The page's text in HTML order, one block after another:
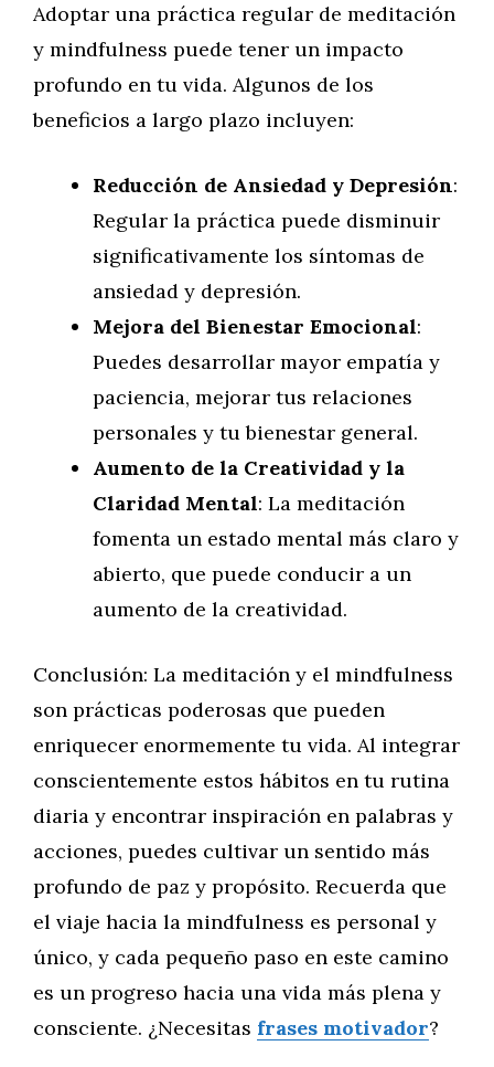
Adoptar una práctica regular de meditación
y mindfulness puede tener un impacto
profundo en tu vida. Algunos de los
beneficios a largo plazo incluyen:
Reducción de Ansiedad y Depresión:
Regular la práctica puede disminuir
significativamente los síntomas de
ansiedad y depresión.
Mejora del Bienestar Emocional:
Puedes desarrollar mayor empatía y
paciencia, mejorar tus relaciones
personales y tu bienestar general.
Aumento de la Creatividad y la
Claridad Mental: La meditación
fomenta un estado mental más claro y
abierto, que puede conducir a un
aumento de la creatividad.
Conclusión: La meditación y el mindfulness
son prácticas poderosas que pueden
enriquecer enormemente tu vida. Al integrar
conscientemente estos hábitos en tu rutina
diaria y encontrar inspiración en palabras y
acciones, puedes cultivar un sentido más
profundo de paz y propósito. Recuerda que
el viaje hacia la mindfulness es personal y
único, y cada pequeño paso en este camino
es un progreso hacia una vida más plena y
consciente. ¿Necesitas frases motivador?